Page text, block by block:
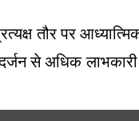
तौर पर आध्यात्मिक
से अधिक